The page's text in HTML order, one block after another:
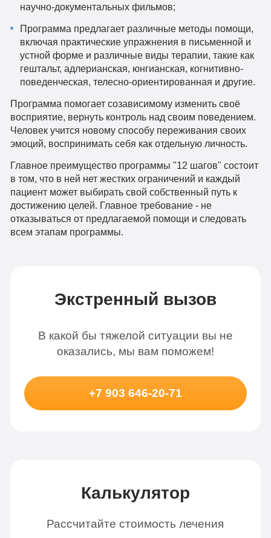
научно-документальных фильмов;
Программа предлагает различные методы помощи,
включая практические упражнения в письменной и
устной форме и различные виды терапии, такие как
гештальт, адлерианская, юнгианская, когнитивно-
поведенческая, телесно-ориентированная и другие.
Программа помогает созависимому изменить своё
восприятие, вернуть контроль над своим поведением.
Человек учится новому способу переживания своих
эмоций, воспринимать себя как отдельную личность.
Главное преимущество программы "12 шагов" состоит
в том, что в ней нет жестких ограничений и каждый
пациент может выбирать свой собственный путь к
достижению целей. Главное требование - не
отказываться от предлагаемой помощи и следовать
всем этапам программы.
Экстренный вызов
В какой бы тяжелой ситуации вы не
оказались, мы вам поможем!
+7 903 646-20-71
Калькулятор
Рассчитайте стоимость лечения